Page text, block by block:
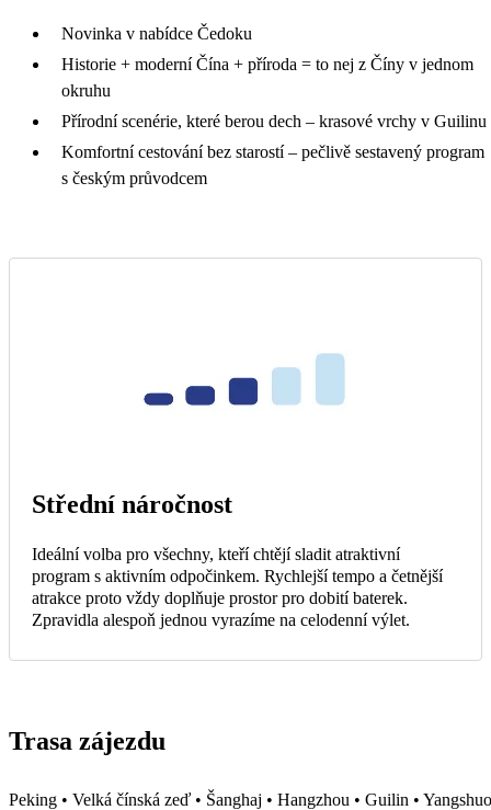
Novinka v nabídce Čedoku
Historie + moderní Čína + příroda = to nej z Číny v jednom
okruhu
Přírodní scenérie, které berou dech – krasové vrchy v Guilinu
Komfortní cestování bez starostí – pečlivě sestavený program
s českým průvodcem
Střední náročnost
Ideální volba pro všechny, kteří chtějí sladit atraktivní
program s aktivním odpočinkem. Rychlejší tempo a četnější
atrakce proto vždy doplňuje prostor pro dobití baterek.
Zpravidla alespoň jednou vyrazíme na celodenní výlet.
Trasa zájezdu
Peking • Velká čínská zeď • Šanghaj • Hangzhou • Guilin •